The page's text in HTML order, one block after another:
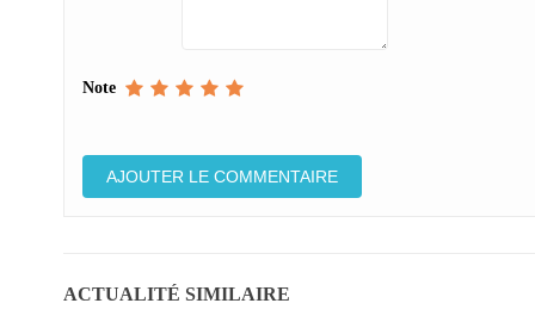
Note
ACTUALITÉ SIMILAIRE